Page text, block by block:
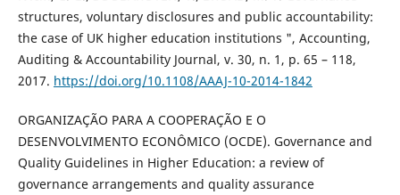
structures, voluntary disclosures and public accountability:
the case of UK higher education institutions ", Accounting,
Auditing & Accountability Journal, v. 30, n. 1, p. 65 – 118,
2017. https://doi.org/10.1108/AAAJ-10-2014-1842
ORGANIZAÇÃO PARA A COOPERAÇÃO E O
DESENVOLVIMENTO ECONÔMICO (OCDE). Governance and
Quality Guidelines in Higher Education: a review of
governance arrangements and quality assurance